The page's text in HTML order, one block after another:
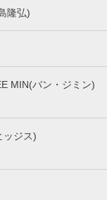
隆弘)
MIN(バン・ジミン)
ッジス)